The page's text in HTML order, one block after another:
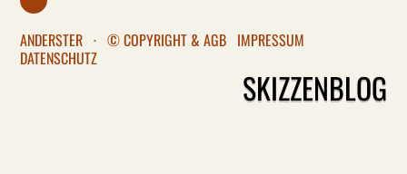
ANDERSTER · © COPYRIGHT & AGB IMPRESSUM
DATENSCHUTZ
SKIZZENBLOG